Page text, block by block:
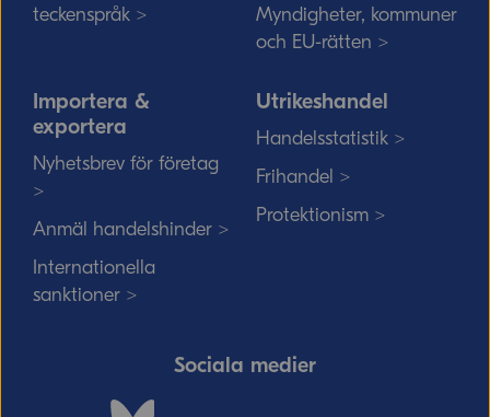
teckenspråk >
Myndigheter, kommuner
och EU-rätten >
Importera &
exportera
Nyhetsbrev för företag
>
Anmäl handelshinder >
Internationella
sanktioner >
Utrikeshandel
Handelsstatistik >
Frihandel >
Protektionism >
Sociala medier